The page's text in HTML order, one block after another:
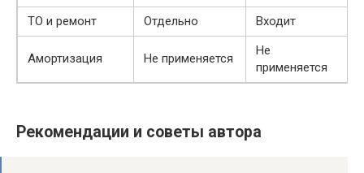
ТО и ремонт
Отдельно Входит
Амортизация Не применяется
Не
применяется
Рекомендации и советы автора